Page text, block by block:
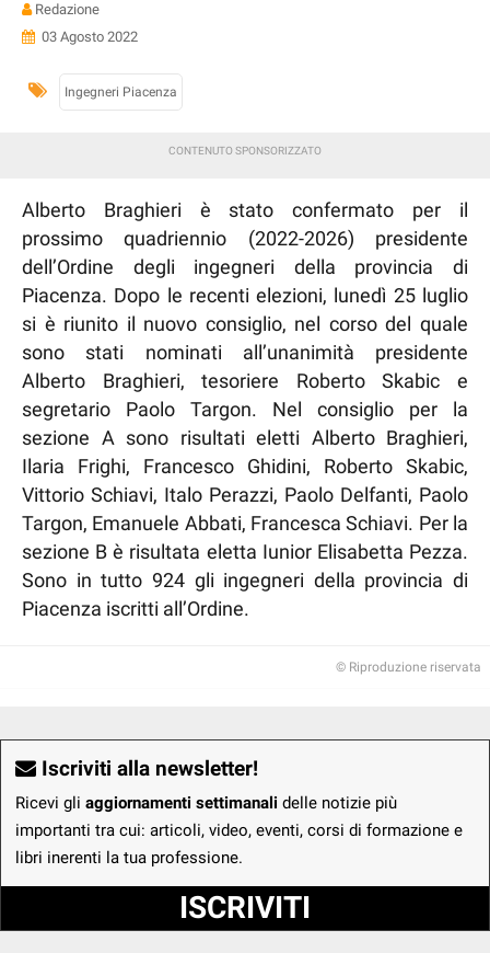
Redazione
03 Agosto 2022
Ingegneri Piacenza
Alberto Braghieri è stato confermato per il
prossimo quadriennio (2022-2026) presidente
dell’Ordine degli ingegneri della provincia di
Piacenza. Dopo le recenti elezioni, lunedì 25 luglio
si è riunito il nuovo consiglio, nel corso del quale
sono stati nominati all’unanimità presidente
Alberto Braghieri, tesoriere Roberto Skabic e
segretario Paolo Targon. Nel consiglio per la
sezione A sono risultati eletti Alberto Braghieri,
Ilaria Frighi, Francesco Ghidini, Roberto Skabic,
Vittorio Schiavi, Italo Perazzi, Paolo Delfanti, Paolo
Targon, Emanuele Abbati, Francesca Schiavi. Per la
sezione B è risultata eletta Iunior Elisabetta Pezza.
Sono in tutto 924 gli ingegneri della provincia di
Piacenza iscritti all’Ordine.
© Riproduzione riservata
Iscriviti alla newsletter!
Ricevi gli aggiornamenti settimanali delle notizie più
importanti tra cui: articoli, video, eventi, corsi di formazione e
libri inerenti la tua professione.
ISCRIVITI